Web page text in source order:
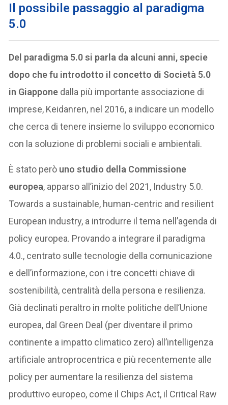
Il possibile passaggio al paradigma
5.0
Del paradigma 5.0 si parla da alcuni anni, specie
dopo che fu introdotto il concetto di Società 5.0
in Giappone dalla più importante associazione di
imprese, Keidanren, nel 2016, a indicare un modello
che cerca di tenere insieme lo sviluppo economico
con la soluzione di problemi sociali e ambientali.
È stato però uno studio della Commissione
europea, apparso all’inizio del 2021, Industry 5.0.
Towards a sustainable, human-centric and resilient
European industry, a introdurre il tema nell’agenda di
policy europea. Provando a integrare il paradigma
4.0., centrato sulle tecnologie della comunicazione
e dell’informazione, con i tre concetti chiave di
sostenibilità, centralità della persona e resilienza.
Già declinati peraltro in molte politiche dell’Unione
europea, dal Green Deal (per diventare il primo
continente a impatto climatico zero) all’intelligenza
artificiale antroprocentrica e più recentemente alle
policy per aumentare la resilienza del sistema
produttivo europeo, come il Chips Act, il Critical Raw